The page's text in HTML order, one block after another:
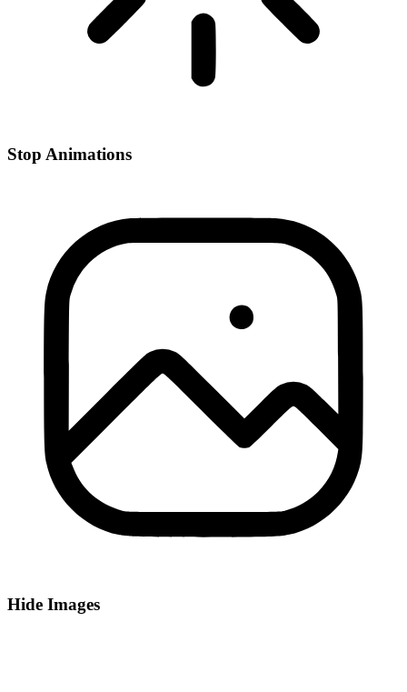
Stop Animations
Hide Images